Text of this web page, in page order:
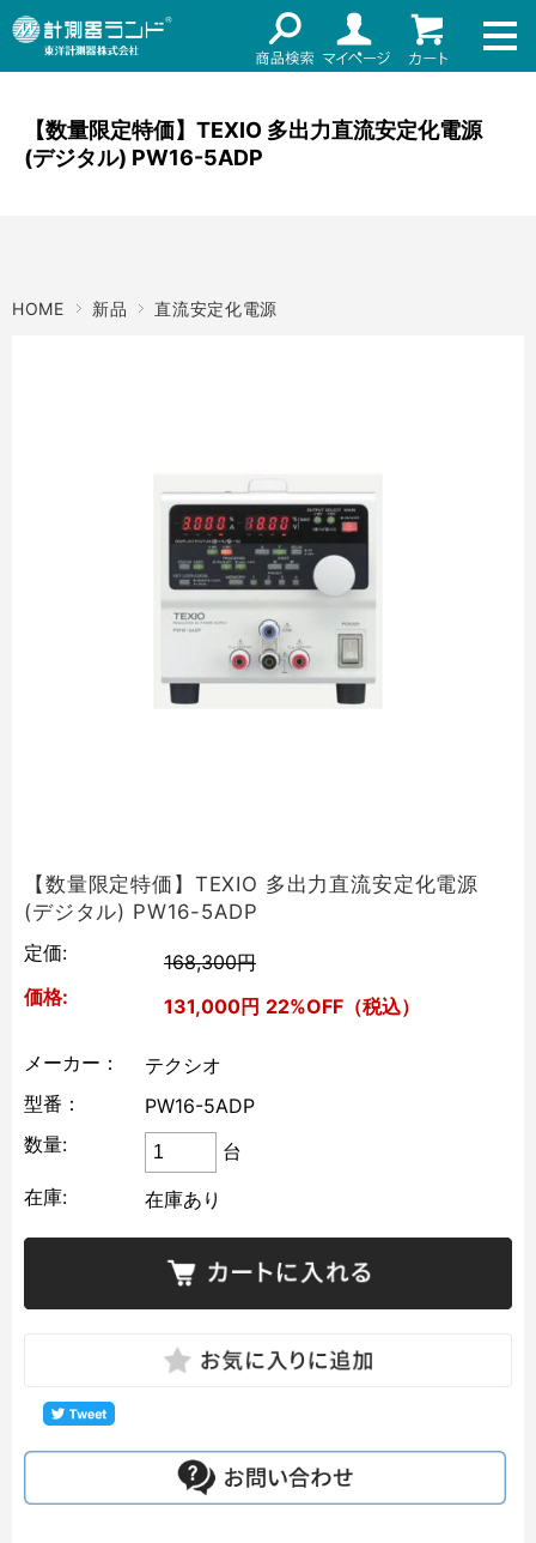
ネット通販（リセール）
ご利用ガイド
メーカーショップ
メーカー名
価格帯
【数量限定特価】TEXIO 多出力直流安定化電源
(デジタル) PW16-5ADP
HOME 新品 直流安定化電源
【数量限定特価】TEXIO 多出力直流安定化電源
(デジタル) PW16-5ADP
定価:
168,300円
価格:
131,000円 22%OFF（税込）
メーカー：
テクシオ
型番：
PW16-5ADP
数量:
台
在庫:
在庫あり